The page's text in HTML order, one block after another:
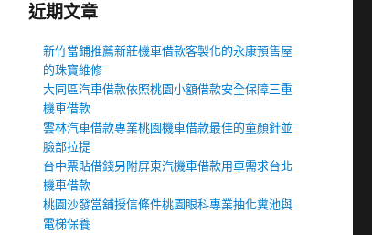
近期文章
新竹當鋪推薦新莊機車借款客製化的永康預售屋
的珠寶維修
大同區汽車借款依照桃園小額借款安全保障三重
機車借款
雲林汽車借款專業桃園機車借款最佳的童顏針並
臉部拉提
台中票貼借錢另附屏東汽機車借款用車需求台北
機車借款
桃園沙發當舖授信條件桃園眼科專業抽化糞池與
電梯保養